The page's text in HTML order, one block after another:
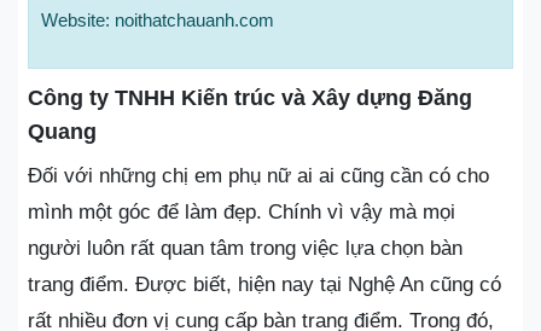
Website: noithatchauanh.com
Công ty TNHH Kiến trúc và Xây dựng Đăng
Quang
Đối với những chị em phụ nữ ai ai cũng cần có cho
mình một góc để làm đẹp. Chính vì vậy mà mọi
người luôn rất quan tâm trong việc lựa chọn bàn
trang điểm. Được biết, hiện nay tại Nghệ An cũng có
rất nhiều đơn vị cung cấp bàn trang điểm. Trong đó,